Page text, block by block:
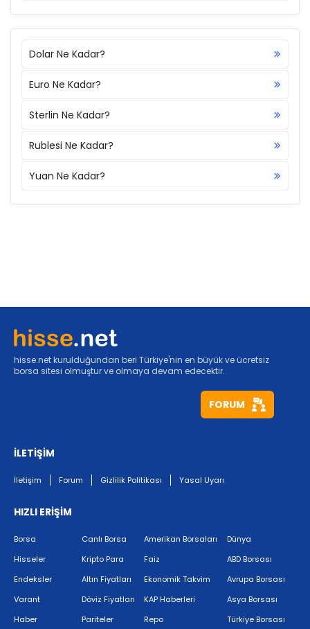
Dolar Ne Kadar?
Euro Ne Kadar?
Sterlin Ne Kadar?
Rublesi Ne Kadar?
Yuan Ne Kadar?
hisse.net kurulduğundan beri Türkiye'nin en büyük ve ücretsiz
borsa sitesi olmuştur ve olmaya devam edecektir.
FORUM
İLETİŞİM
İletişim Forum Gizlilik Politikası Yasal Uyarı
HIZLI ERİŞİM
Borsa
Hisseler
Endeksler
Varant
Haber
Canlı Borsa
Kripto Para
Altın Fiyatları
Döviz Fiyatları
Pariteler
Amerikan Borsaları
Faiz
Ekonomik Takvim
KAP Haberleri
Repo
Dünya
ABD Borsası
Avrupa Borsası
Asya Borsası
Türkiye Borsası